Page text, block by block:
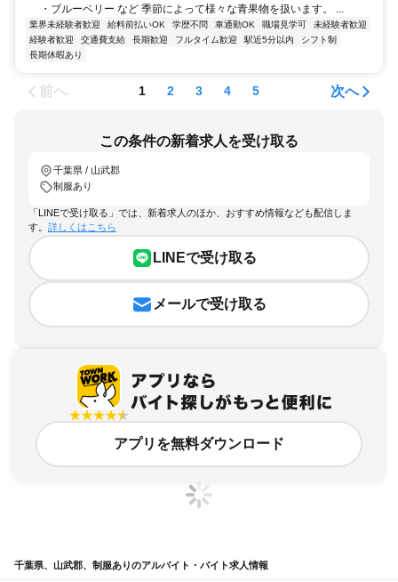
・ブルーベリー など 季節によって様々な青果物を扱います。 ...
業界未経験者歓迎 給料前払いOK 学歴不問 車通勤OK 職場見学可
未経験者歓迎
経験者歓迎
交通費支給 長期歓迎 フルタイム歓迎 駅近5分以内
シフト制
長期休暇あり
前へ 1 2 3 4 5 次へ
この条件の新着求人を受け取る
千葉県 / 山武郡
制服あり
「LINEで受け取る」では、新着求人のほか、おすすめ情報なども配信しま
す。 詳しくはこちら
LINEで受け取る
メールで受け取る
アプリを無料ダウンロード
千葉県、山武郡、制服ありのアルバイト・バイト求人情報